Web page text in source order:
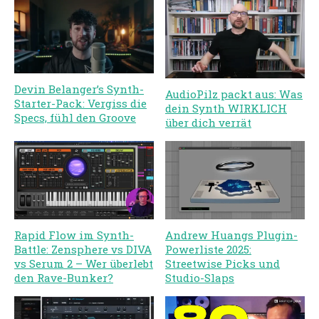
Devin Belanger’s Synth-
Starter-Pack: Vergiss die
Specs, fühl den Groove
AudioPilz packt aus: Was
dein Synth WIRKLICH
über dich verrät
Rapid Flow im Synth-
Battle: Zensphere vs DIVA
vs Serum 2 – Wer überlebt
den Rave-Bunker?
Andrew Huangs Plugin-
Powerliste 2025:
Streetwise Picks und
Studio-Slaps